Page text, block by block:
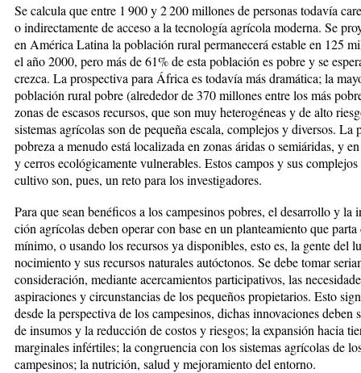
Se calcula que entre 1 900 y 2 200 mi­llo­nes de personas todavía
o indirectamente de acceso a la tecnología agrícola moderna. Se
en América Latina la po­bla­ción rural permanecerá estable en 125
el año 2000, pero más de 61% de esta población es po­bre y se
crezca. La pros­pec­ti­va para África es todavía más dra­mática; la
población ru­ral pobre (alrededor de 370 millones en­tre los más
zonas de escasos recursos, que son muy heterogéneas y de alto
sistemas agrícolas son de pequeña escala, com­plejos y di­ver­sos. La
pobreza a me­nudo ­está localizada en zonas áridas o se­mi­ári­das, y
y ce­rros eco­ló­gi­camente vulnerables. Estos campos y sus complejos
cultivo son, pues, un reto para los investigadores.
Para que sean benéficos a los cam­pe­si­nos pobres, el desarrollo y la
ción agrícolas deben operar con base en un planteamiento que par­ta
mínimo, o usando los recursos ya disponibles, esto es, la gente del
no­ci­miento y sus recursos natura­les autóctonos. Se debe tomar
consideración, me­dian­te acer­ca­mien­tos participativos, las
aspiraciones y circunstancias de los pequeños propietarios. Esto
desde la perspectiva de los campesinos, dichas innovaciones deben
de insumos y la re­ducción de costos y ries­gos; la ex­pan­sión hacia
marginales infértiles; la congruencia con los sistemas agrícolas de
campesinos; la nutrición, salud y mejoramiento del entorno.